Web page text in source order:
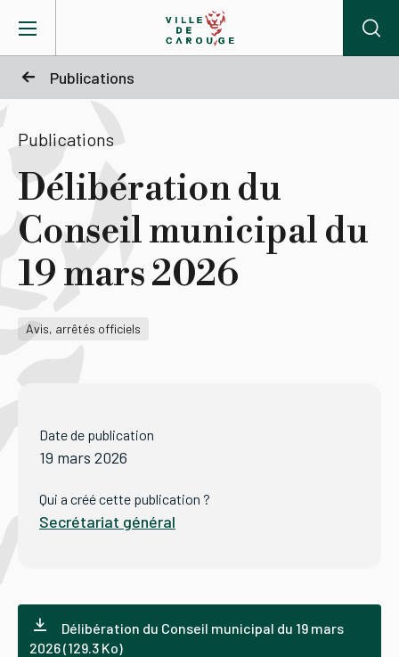
Publications
Mairie
Vie pratique
Actualités
Agenda
Tourisme
Démarches
CAROUGE SE CONSTRUIT
Publications
Délibération du
Conseil municipal du
19 mars 2026
Avis, arrêtés officiels
Date de publication
19 mars 2026
Qui a créé cette publication ?
Secrétariat général
Délibération du Conseil municipal du 19 mars
2026 (129.3 Ko)